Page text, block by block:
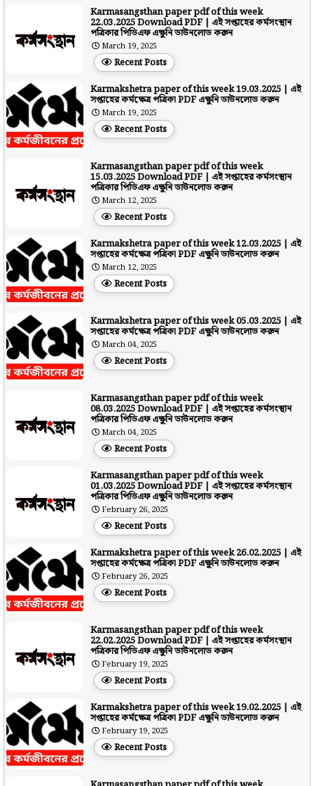
Karmasangsthan paper pdf of this week
22.03.2025 Download PDF | এই সপ্তাহের কর্মসংস্থান
পত্রিকার পিডিএফ এক্ষুনি ডাউনলোড করুন
March 19, 2025
Recent Posts
Karmakshetra paper of this week 19.03.2025 | এই
সপ্তাহের কর্মক্ষেত্র পত্রিকা PDF এক্ষুনি ডাউনলোড করুন
March 19, 2025
Recent Posts
Karmasangsthan paper pdf of this week
15.03.2025 Download PDF | এই সপ্তাহের কর্মসংস্থান
পত্রিকার পিডিএফ এক্ষুনি ডাউনলোড করুন
March 12, 2025
Recent Posts
Karmakshetra paper of this week 12.03.2025 | এই
সপ্তাহের কর্মক্ষেত্র পত্রিকা PDF এক্ষুনি ডাউনলোড করুন
March 12, 2025
Recent Posts
Karmakshetra paper of this week 05.03.2025 | এই
সপ্তাহের কর্মক্ষেত্র পত্রিকা PDF এক্ষুনি ডাউনলোড করুন
March 04, 2025
Recent Posts
Karmasangsthan paper pdf of this week
08.03.2025 Download PDF | এই সপ্তাহের কর্মসংস্থান
পত্রিকার পিডিএফ এক্ষুনি ডাউনলোড করুন
March 04, 2025
Recent Posts
Karmasangsthan paper pdf of this week
01.03.2025 Download PDF | এই সপ্তাহের কর্মসংস্থান
পত্রিকার পিডিএফ এক্ষুনি ডাউনলোড করুন
February 26, 2025
Recent Posts
Karmakshetra paper of this week 26.02.2025 | এই
সপ্তাহের কর্মক্ষেত্র পত্রিকা PDF এক্ষুনি ডাউনলোড করুন
February 26, 2025
Recent Posts
Karmasangsthan paper pdf of this week
22.02.2025 Download PDF | এই সপ্তাহের কর্মসংস্থান
পত্রিকার পিডিএফ এক্ষুনি ডাউনলোড করুন
February 19, 2025
Recent Posts
Karmakshetra paper of this week 19.02.2025 | এই
সপ্তাহের কর্মক্ষেত্র পত্রিকা PDF এক্ষুনি ডাউনলোড করুন
February 19, 2025
Recent Posts